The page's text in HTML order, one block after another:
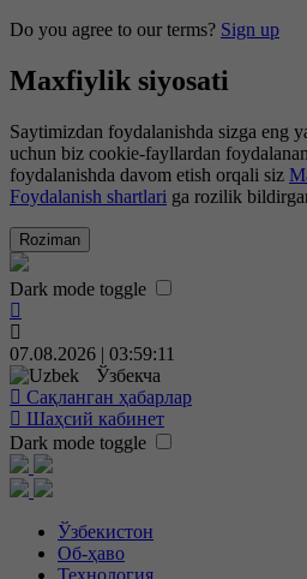
Do you agree to our terms? Sign up
Maxfiylik siyosati
Saytimizdan foydalanishda sizga eng
uchun biz cookie-fayllardan
foydalanishda davom etish orqali siz
Foydalanish shartlari ga rozilik
Roziman
Dark mode toggle
07.08.2026 | 03:59:12
Ўзбекча
Сақланган ҳабарлар
Шаҳсий кабинет
Dark mode toggle
Ўзбекистон
Об-ҳаво
Технология